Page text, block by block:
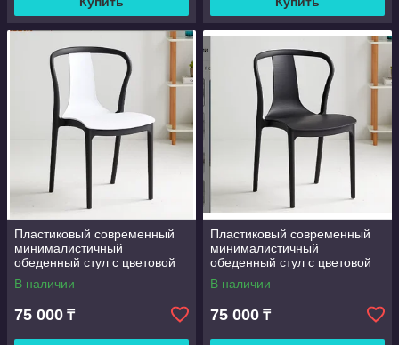
Пластиковый современный
минималистичный
обеденный стул с цветовой
гаммой в тон для отелей,
ресторанов, кафе
В наличии
75 000 ₸
Пластиковый современный
минималистичный
обеденный стул с цветовой
гаммой в тон для отелей,
ресторанов, кафе
В наличии
75 000 ₸